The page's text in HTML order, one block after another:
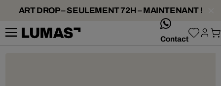
ART DROP – SEULEMENT 72H – MAINTENANT !
Contact